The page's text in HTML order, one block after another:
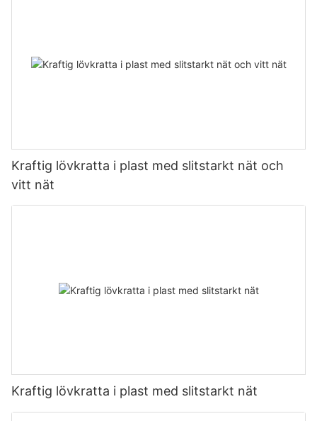
Kraftig lövkratta i plast med slitstarkt nät och
vitt nät
Kraftig lövkratta i plast med slitstarkt nät